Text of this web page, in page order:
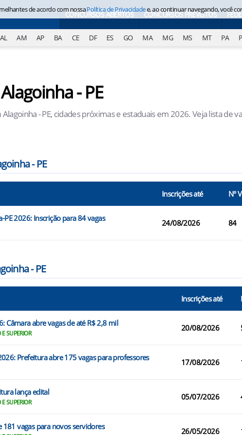
CONCURSOS ABERTOS CONCURSOS PREVISTOS
AL AM AP BA CE DF ES GO MA MG MS MT PA
- PE
- PE, cidades próximas e estaduais em 2026. Veja lista de
- PE
Inscrições até N°
2026: Inscrição para 84 vagas 24/08/2026 84
- PE
Inscrições até
Câmara abre vagas de até R$ 2,8 mil
SUPERIOR
20/08/2026
Prefeitura abre 175 vagas para professores 17/08/2026
lança edital
SUPERIOR
05/07/2026
181 vagas para novos servidores 26/05/2026
de acordo com nossaPolítica de Privacidadee, ao continuar navegando, você